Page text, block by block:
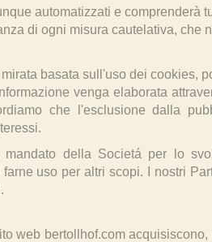
automatizzati e comprenderà
di ogni misura cautelativa, che
basata sull'uso dei cookies,
venga elaborata
che l'esclusione dalla
della Societá per lo
uso per altri scopi. I nostri
web bertollhof.com